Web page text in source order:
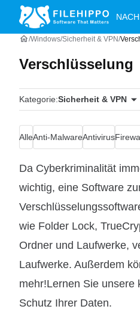
Windows Sicherheit & VPN
Verschlüsselung
Kategorie:Sicherheit & VPN
AlleAnti-MalwareAntivirus
Da Cyberkriminalität
wichtig, eine Software
wie Folder Lock,
Ordner und Laufwerke,
Laufwerke. Außerdem
mehr!Lernen Sie unsere
Schutz Ihrer Daten.